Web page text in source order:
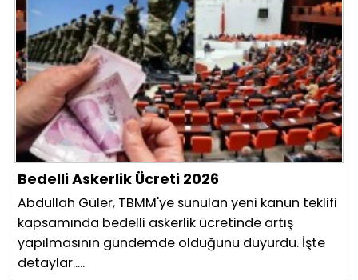
Bedelli Askerlik Ücreti 2026
Abdullah Güler, TBMM'ye sunulan yeni kanun teklifi
kapsamında bedelli askerlik ücretinde artış
yapılmasının gündemde olduğunu duyurdu. İşte
detaylar.....